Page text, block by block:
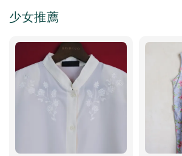
少女推薦